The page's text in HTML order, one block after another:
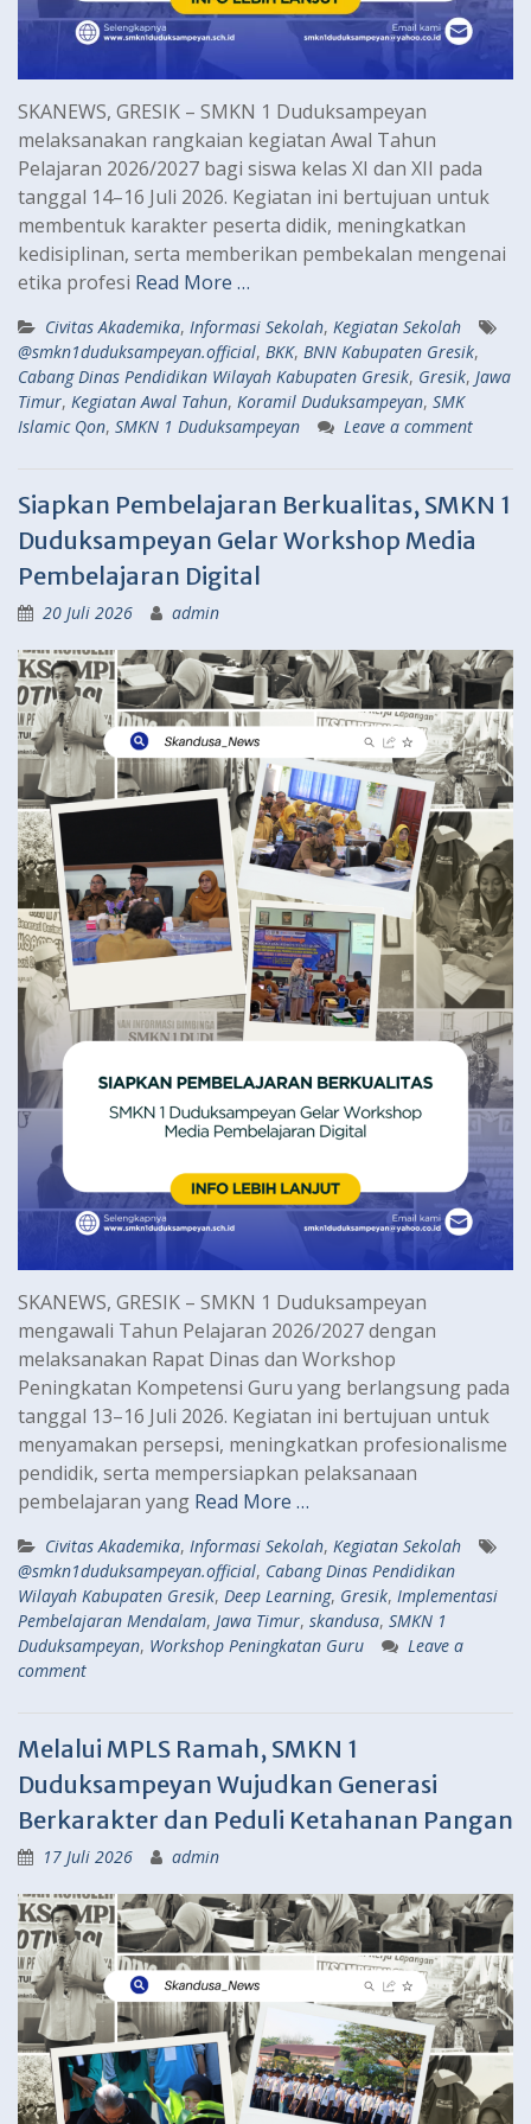
SKANEWS, GRESIK – SMKN 1 Duduksampeyan
melaksanakan rangkaian kegiatan Awal Tahun
Pelajaran 2026/2027 bagi siswa kelas XI dan XII pada
tanggal 14–16 Juli 2026. Kegiatan ini bertujuan untuk
membentuk karakter peserta didik, meningkatkan
kedisiplinan, serta memberikan pembekalan mengenai
etika profesi Read More …
Civitas Akademika, Informasi Sekolah, Kegiatan Sekolah
@smkn1duduksampeyan.official, BKK, BNN Kabupaten Gresik,
Cabang Dinas Pendidikan Wilayah Kabupaten Gresik, Gresik, Jawa
Timur, Kegiatan Awal Tahun, Koramil Duduksampeyan, SMK
Islamic Qon, SMKN 1 Duduksampeyan Leave a comment
Siapkan Pembelajaran Berkualitas, SMKN 1
Duduksampeyan Gelar Workshop Media
Pembelajaran Digital
20 Juli 2026 admin
SKANEWS, GRESIK – SMKN 1 Duduksampeyan
mengawali Tahun Pelajaran 2026/2027 dengan
melaksanakan Rapat Dinas dan Workshop
Peningkatan Kompetensi Guru yang berlangsung pada
tanggal 13–16 Juli 2026. Kegiatan ini bertujuan untuk
menyamakan persepsi, meningkatkan profesionalisme
pendidik, serta mempersiapkan pelaksanaan
pembelajaran yang Read More …
Civitas Akademika, Informasi Sekolah, Kegiatan Sekolah
@smkn1duduksampeyan.official, Cabang Dinas Pendidikan
Wilayah Kabupaten Gresik, Deep Learning, Gresik, Implementasi
Pembelajaran Mendalam, Jawa Timur, skandusa, SMKN 1
Duduksampeyan, Workshop Peningkatan Guru
Leave a
comment
Melalui MPLS Ramah, SMKN 1
Duduksampeyan Wujudkan Generasi
Berkarakter dan Peduli Ketahanan Pangan
17 Juli 2026 admin